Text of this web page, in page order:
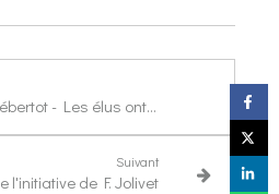
St André-d'Hébertot - Les élus ont présenté leur commune au Député
Suivant
l'initiative de F. Jolivet